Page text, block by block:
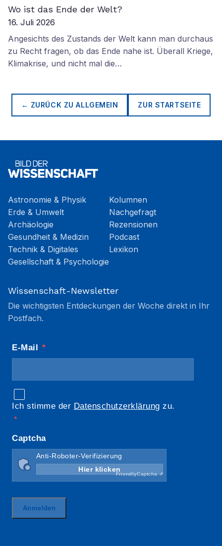
Wo ist das Ende der Welt?
16. Juli 2026
Angesichts des Zustands der Welt kann man durchaus
zu Recht fragen, ob das Ende nahe ist. Überall Kriege,
Klimakrise, und nicht mal die…
← ZURÜCK ZUALLGEMEIN ZUR STARTSEITE
Astronomie & Physik
Erde & Umwelt
Archäologie
Gesundheit & Medizin
Technik & Digitales
Gesellschaft & Psychologie
Kolumnen
Nachgefragt
Rezensionen
Podcast
Lexikon
Wissenschaft-Newsletter
Die wichtigsten Entdeckungen der Woche direkt in Ihr
Postfach.